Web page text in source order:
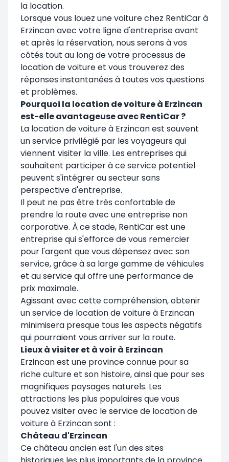
la location.
Lorsque vous louez une voiture chez RentiCar à
Erzincan avec votre ligne d'entreprise avant
et après la réservation, nous serons à vos
côtés tout au long de votre processus de
location de voiture et vous trouverez des
réponses instantanées à toutes vos questions
et problèmes.
Pourquoi la location de voiture à Erzincan
est-elle avantageuse avec RentiCar ?
La location de voiture à Erzincan est souvent
un service privilégié par les voyageurs qui
viennent visiter la ville. Les entreprises qui
souhaitent participer à ce service potentiel
peuvent s'intégrer au secteur sans
perspective d'entreprise.
Il peut ne pas être très confortable de
prendre la route avec une entreprise non
corporative. À ce stade, RentiCar est une
entreprise qui s'efforce de vous remercier
pour l'argent que vous dépensez avec son
service, grâce à sa large gamme de véhicules
et au service qui offre une performance de
prix maximale.
Agissant avec cette compréhension, obtenir
un service de location de voiture à Erzincan
minimisera presque tous les aspects négatifs
qui pourraient vous arriver sur la route.
Lieux à visiter et à voir à Erzincan
Erzincan est une province connue pour sa
riche culture et son histoire, ainsi que pour ses
magnifiques paysages naturels. Les
attractions les plus populaires que vous
pouvez visiter avec le service de location de
voiture à Erzincan sont :
Château d'Erzincan
Ce château ancien est l'un des sites